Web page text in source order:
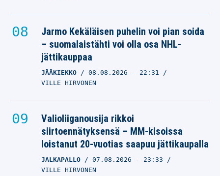
Jarmo Kekäläisen puhelin voi pian soida
– suomalaistähti voi olla osa NHL-
jättikauppaa
JÄÄKIEKKO 08.08.2026 - 22:31
VILLE HIRVONEN
Valioliiganousija rikkoi
siirtoennätyksensä – MM-kisoissa
loistanut 20-vuotias saapuu jättikaupalla
JALKAPALLO 07.08.2026 - 23:33
VILLE HIRVONEN